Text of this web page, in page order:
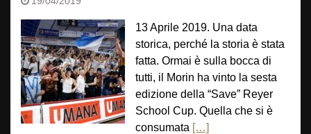
13 Aprile 2019. Una data
storica, perché la storia è stata
fatta. Ormai è sulla bocca di
tutti, il Morin ha vinto la sesta
edizione della “Save” Reyer
School Cup. Quella che si è
consumata […]